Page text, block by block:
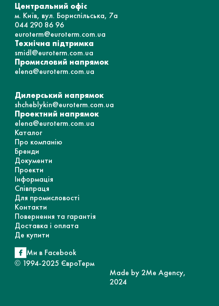
Центральний офіс
м. Київ, вул. Бориспільська, 7а
044 290 86 96
euroterm@euroterm.com.ua
Технічна підтримка
smidl@euroterm.com.ua
Промисловий напрямок
elena@euroterm.com.ua
Дилерський напрямок
shcheblykin@euroterm.com.ua
Проектний напрямок
elena@euroterm.com.ua
Каталог
Про компанію
Бренди
Документи
Проекти
Інформація
Співпраця
Для промисловості
Контакти
Повернення та гарантія
Доставка і оплата
Де купити
Ми в Facebook
© 1994-2025 ЄвроТерм
Made by 2Me Agency,
2024